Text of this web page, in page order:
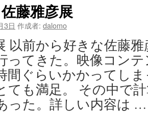
藤雅彦展
3日 作成者: dalomo
以前から好きな佐藤
ってきた。映像コン
間ぐらいかかってし
ても満足。 その中で
った。詳しい内容は